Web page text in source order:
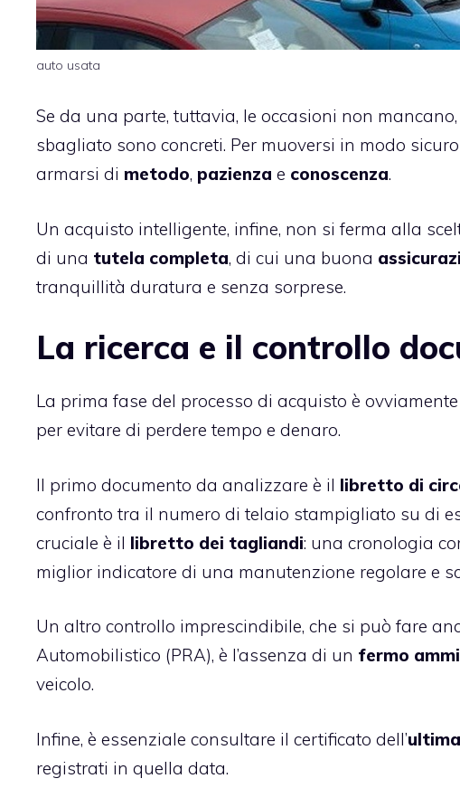
auto usata
Se da una parte, tuttavia, le occasioni non mancano,
sbagliato sono concreti. Per muoversi in modo
armarsi di metodo, pazienza e conoscenza.
Un acquisto intelligente, infine, non si ferma alla
di una tutela completa, di cui una buona
tranquillità duratura e senza sorprese.
La ricerca e il controllo
La prima fase del processo di acquisto è
per evitare di perdere tempo e denaro.
Il primo documento da analizzare è il libretto di
confronto tra il numero di telaio stampigliato su di
cruciale è il libretto dei tagliandi: una cronologia
miglior indicatore di una manutenzione regolare e
Un altro controllo imprescindibile, che si può fare
Automobilistico (PRA), è l’assenza di un fermo
veicolo.
Infine, è essenziale consultare il certificato dell’
registrati in quella data.